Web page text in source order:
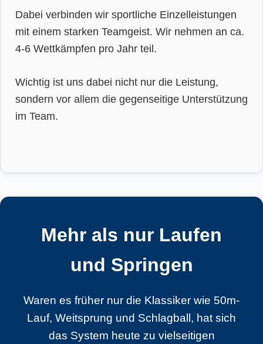
Dabei verbinden wir sportliche Einzelleistungen
mit einem starken Teamgeist. Wir nehmen an ca.
4-6 Wettkämpfen pro Jahr teil.
Wichtig ist uns dabei nicht nur die Leistung,
sondern vor allem die gegenseitige Unterstützung
im Team.
Mehr als nur Laufen
und Springen
Waren es früher nur die Klassiker wie 50m-
Lauf, Weitsprung und Schlagball, hat sich
das System heute zu vielseitigen